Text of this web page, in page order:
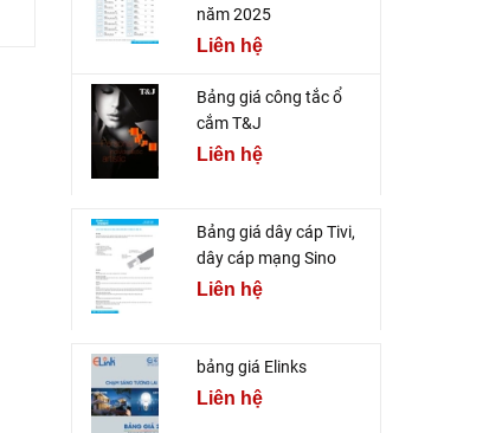
năm 2025
Liên hệ
Bảng giá công tắc ổ
cắm T&J
Liên hệ
Bảng giá dây cáp Tivi,
dây cáp mạng Sino
Liên hệ
bảng giá Elinks
Liên hệ